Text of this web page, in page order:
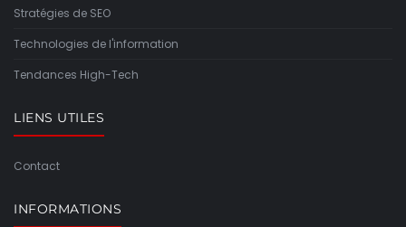
Stratégies de SEO
Technologies de l'information
Tendances High-Tech
LIENS UTILES
Contact
INFORMATIONS